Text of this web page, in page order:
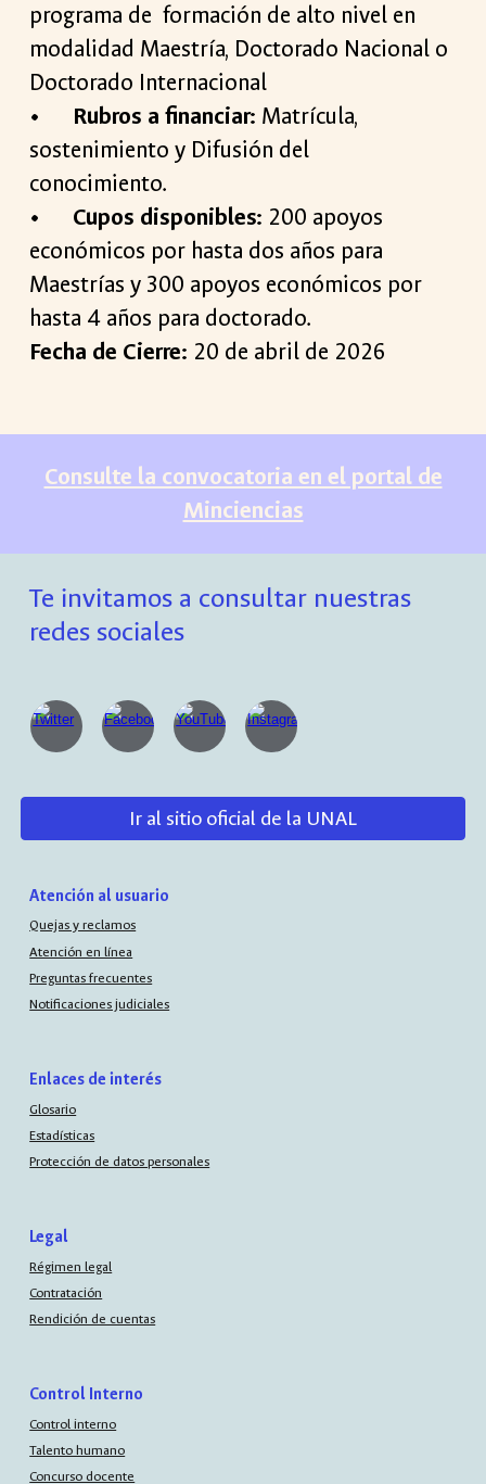
programa de formación de alto nivel en
modalidad Maestría, Doctorado Nacional o
Doctorado Internacional
•
Rubros a financiar: Matrícula,
sostenimiento y Difusión del
conocimiento.
•
Cupos disponibles: 200 apoyos
económicos por hasta dos años para
Maestrías y 300 apoyos económicos por
hasta 4 años para doctorado.
Fecha de Cierre: 20 de abril de 2026
Consulte la convocatoria en el portal de
Minciencias
Te invitamos a consultar nuestras
redes sociales
Ir al sitio oficial de la UNAL
Atención al usuario
Quejas y reclamos
Atención en línea
Preguntas frecuentes
Notificaciones judiciales
Enlaces de interés
Glosario
Estadísticas
Protección de datos personales
Legal
Régimen legal
Contratación
Rendición de cuentas
Control Interno
Control interno
Talento humano
Concurso docente